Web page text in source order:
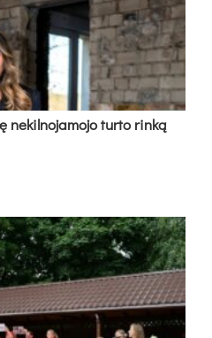
nekilnojamojo turto rinką